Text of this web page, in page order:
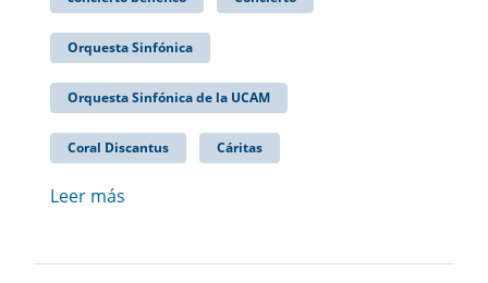
Orquesta Sinfónica
Orquesta Sinfónica de la UCAM
Coral Discantus Cáritas
Leer más